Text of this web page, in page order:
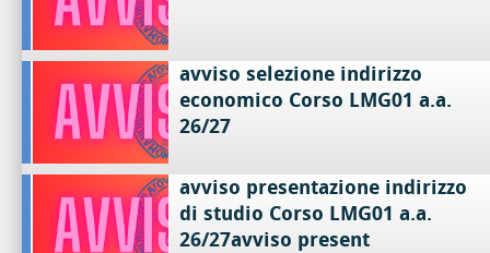
avviso selezione indirizzo
economico Corso LMG01 a.a.
26/27
avviso presentazione indirizzo
di studio Corso LMG01 a.a.
26/27avviso present